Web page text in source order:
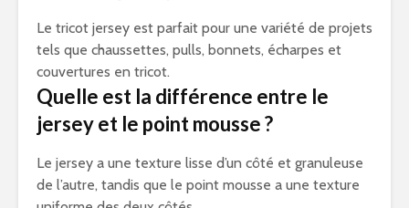
Le tricot jersey est parfait pour une variété de projets
tels que chaussettes, pulls, bonnets, écharpes et
couvertures en tricot.
Quelle est la différence entre le
jersey et le point mousse ?
Le jersey a une texture lisse d’un côté et granuleuse
de l’autre, tandis que le point mousse a une texture